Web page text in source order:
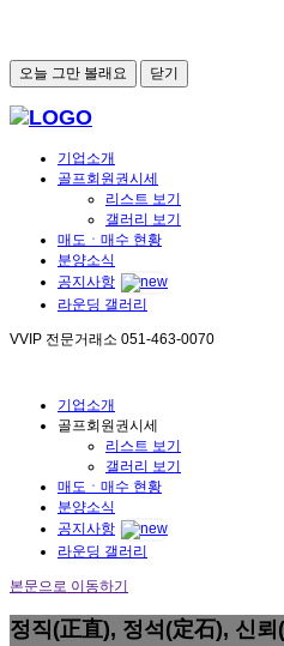
오늘 그만 볼래요 닫기
기업소개
골프회원권시세
리스트 보기
갤러리 보기
매도ㆍ매수 현황
분양소식
공지사항
라운딩 갤러리
VVIP 전문거래소 051-463-0070
기업소개
골프회원권시세
리스트 보기
갤러리 보기
매도ㆍ매수 현황
분양소식
공지사항
라운딩 갤러리
본문으로 이동하기
정직(正直), 정석(定石), 신뢰